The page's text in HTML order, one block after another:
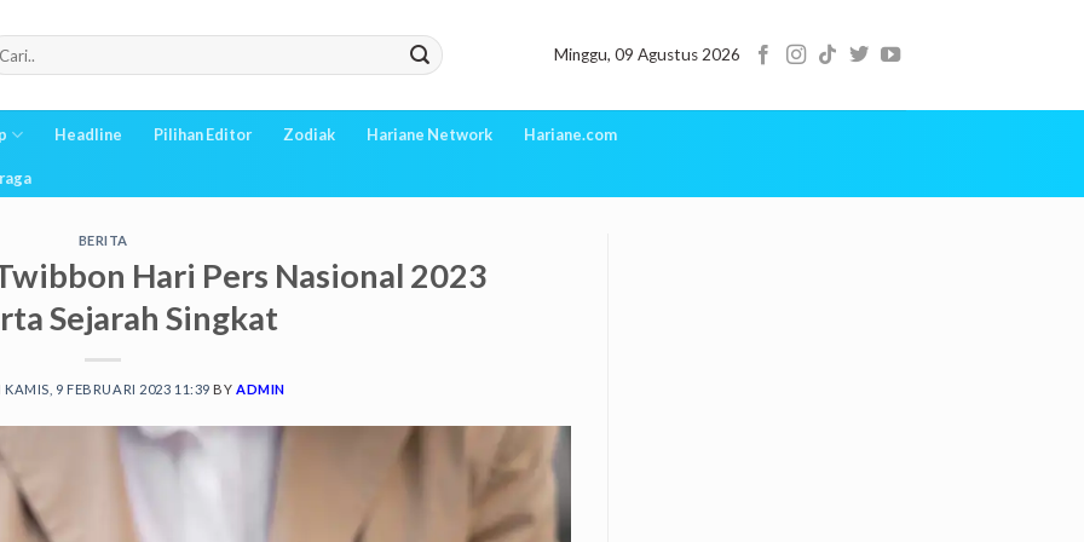
Minggu, 09 Agustus 2026
Headline Pilihan Editor Zodiak Hariane Network Hariane.com
BERITA
Hari Pers Nasional 2023
Sejarah Singkat
KAMIS, 9 FEBRUARI 2023 11:39 BY ADMIN